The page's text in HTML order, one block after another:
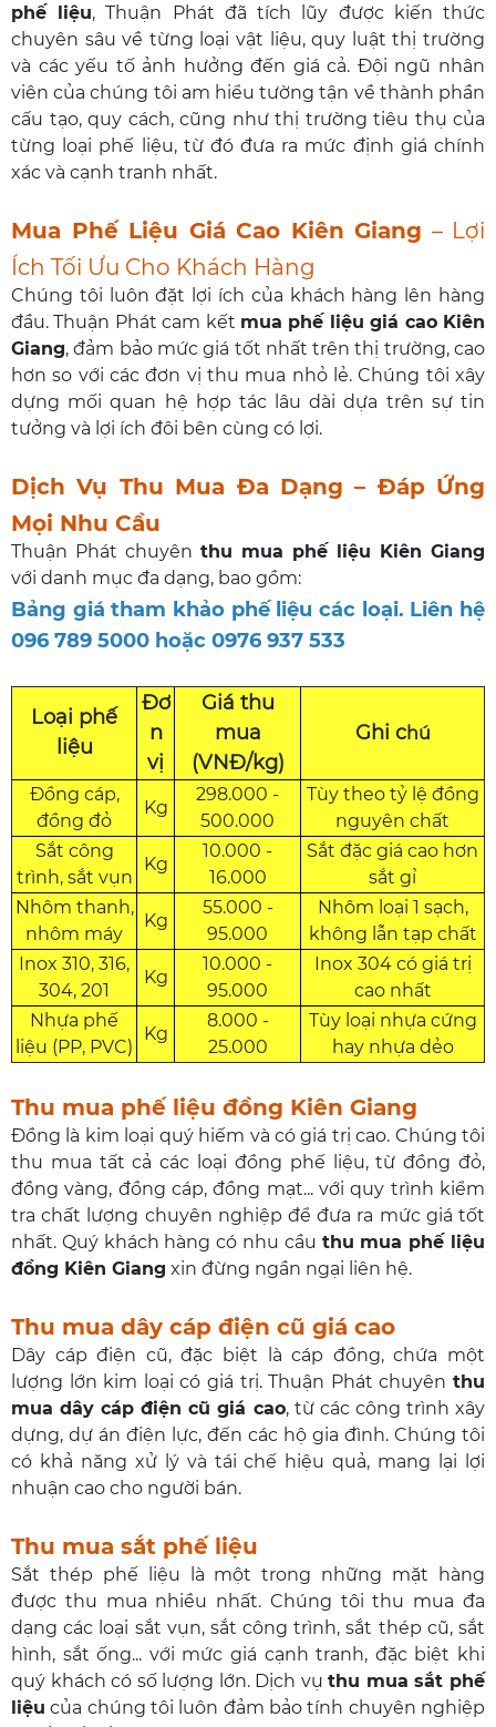
phế liệu, Thuận Phát đã tích lũy được kiến thức
chuyên sâu về từng loại vật liệu, quy luật thị trường
và các yếu tố ảnh hưởng đến giá cả. Đội ngũ nhân
viên của chúng tôi am hiểu tường tận về thành phần
cấu tạo, quy cách, cũng như thị trường tiêu thụ của
từng loại phế liệu, từ đó đưa ra mức định giá chính
xác và cạnh tranh nhất.
Mua Phế Liệu Giá Cao Kiên Giang – Lợi
Ích Tối Ưu Cho Khách Hàng
Chúng tôi luôn đặt lợi ích của khách hàng lên hàng
đầu. Thuận Phát cam kết mua phế liệu giá cao Kiên
Giang, đảm bảo mức giá tốt nhất trên thị trường, cao
hơn so với các đơn vị thu mua nhỏ lẻ. Chúng tôi xây
dựng mối quan hệ hợp tác lâu dài dựa trên sự tin
tưởng và lợi ích đôi bên cùng có lợi.
Dịch Vụ Thu Mua Đa Dạng – Đáp Ứng
Mọi Nhu Cầu
Thuận Phát chuyên thu mua phế liệu Kiên Giang
với danh mục đa dạng, bao gồm:
Bảng giá tham khảo phế liệu các loại. Liên hệ
096 789 5000 hoặc 0976 937 533
Loại phế
liệu
Đơ
n
vị
Giá thu
mua
(VNĐ/kg)
Ghi chú
Đồng cáp,
đồng đỏ
Kg
298.000 -
500.000
Tùy theo tỷ lệ đồng
nguyên chất
Sắt công
trình, sắt vụn
Kg
10.000 -
16.000
Sắt đặc giá cao hơn
sắt gỉ
Nhôm thanh,
nhôm máy
Kg
55.000 -
95.000
Nhôm loại 1 sạch,
không lẫn tạp chất
Inox 310, 316,
304, 201
Kg
10.000 -
95.000
Inox 304 có giá trị
cao nhất
Nhựa phế
liệu (PP, PVC)
Kg
8.000 -
25.000
Tùy loại nhựa cứng
hay nhựa dẻo
Thu mua phế liệu đồng Kiên Giang
Đồng là kim loại quý hiếm và có giá trị cao. Chúng tôi
thu mua tất cả các loại đồng phế liệu, từ đồng đỏ,
đồng vàng, đồng cáp, đồng mạt... với quy trình kiểm
tra chất lượng chuyên nghiệp để đưa ra mức giá tốt
nhất. Quý khách hàng có nhu cầu thu mua phế liệu
đồng Kiên Giang xin đừng ngần ngại liên hệ.
Thu mua dây cáp điện cũ giá cao
Dây cáp điện cũ, đặc biệt là cáp đồng, chứa một
lượng lớn kim loại có giá trị. Thuận Phát chuyên thu
mua dây cáp điện cũ giá cao, từ các công trình xây
dựng, dự án điện lực, đến các hộ gia đình. Chúng tôi
có khả năng xử lý và tái chế hiệu quả, mang lại lợi
nhuận cao cho người bán.
Thu mua sắt phế liệu
Sắt thép phế liệu là một trong những mặt hàng
được thu mua nhiều nhất. Chúng tôi thu mua đa
dạng các loại sắt vụn, sắt công trình, sắt thép cũ, sắt
hình, sắt ống... với mức giá cạnh tranh, đặc biệt khi
quý khách có số lượng lớn. Dịch vụthu mua sắt phế
liệu của chúng tôi luôn đảm bảo tính chuyên nghiệp